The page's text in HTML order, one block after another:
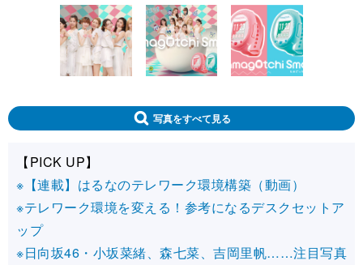
写真をすべて見る
【PICK UP】
※【連載】はるなのテレワーク環境構築（動画）
※テレワーク環境を変える！参考になるデスクセットア
ップ
※日向坂46・小坂菜緒、森七菜、吉岡里帆……注目写真